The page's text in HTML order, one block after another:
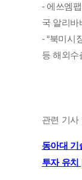
- 에쓰엠
국 알리바
- “북미시
등 해외수
관련 기사
동아대 기
투자 유치